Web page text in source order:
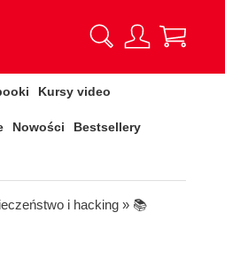
Kursy video
Nowości Bestsellery
i hacking » 📚